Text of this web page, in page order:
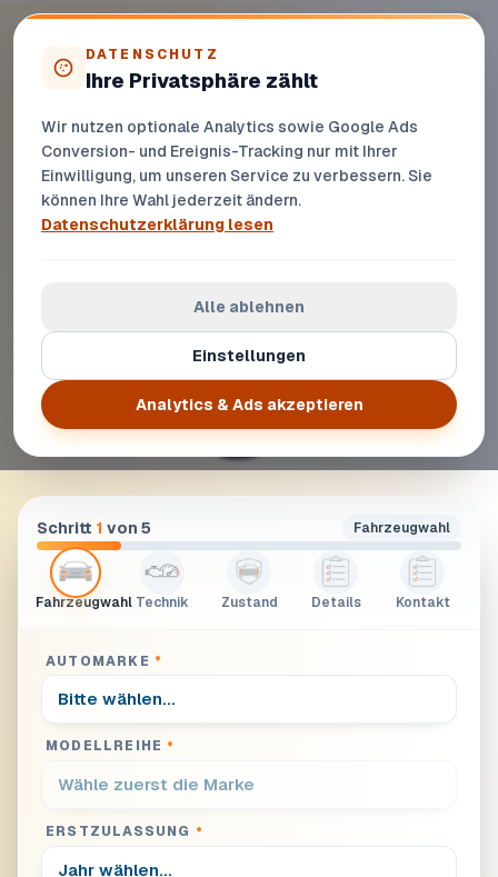
Zur Startseite
Autoverkauf? Checkliste für
Deutschland
Praxisleitfaden mit Checklisten, Preisfaktoren und
klaren nächsten Schritten
Schritt 1 von 5 Fahrzeugwahl
Fahrzeugwahl Technik Zustand Details Kontakt
AUTOMARKE *
MODELLREIHE *
ERSTZULASSUNG *
DATENSCHUTZ
Ihre Privatsphäre zählt
Wir nutzen optionale Analytics sowie Google Ads
Conversion- und Ereignis-Tracking nur mit Ihrer
Einwilligung, um unseren Service zu verbessern. Sie
können Ihre Wahl jederzeit ändern.
Datenschutzerklärung lesen
Alle ablehnen
Einstellungen
Analytics & Ads akzeptieren